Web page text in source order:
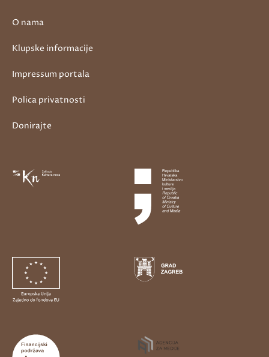
O nama
Klupske informacije
Impressum portala
Polica privatnosti
Donirajte